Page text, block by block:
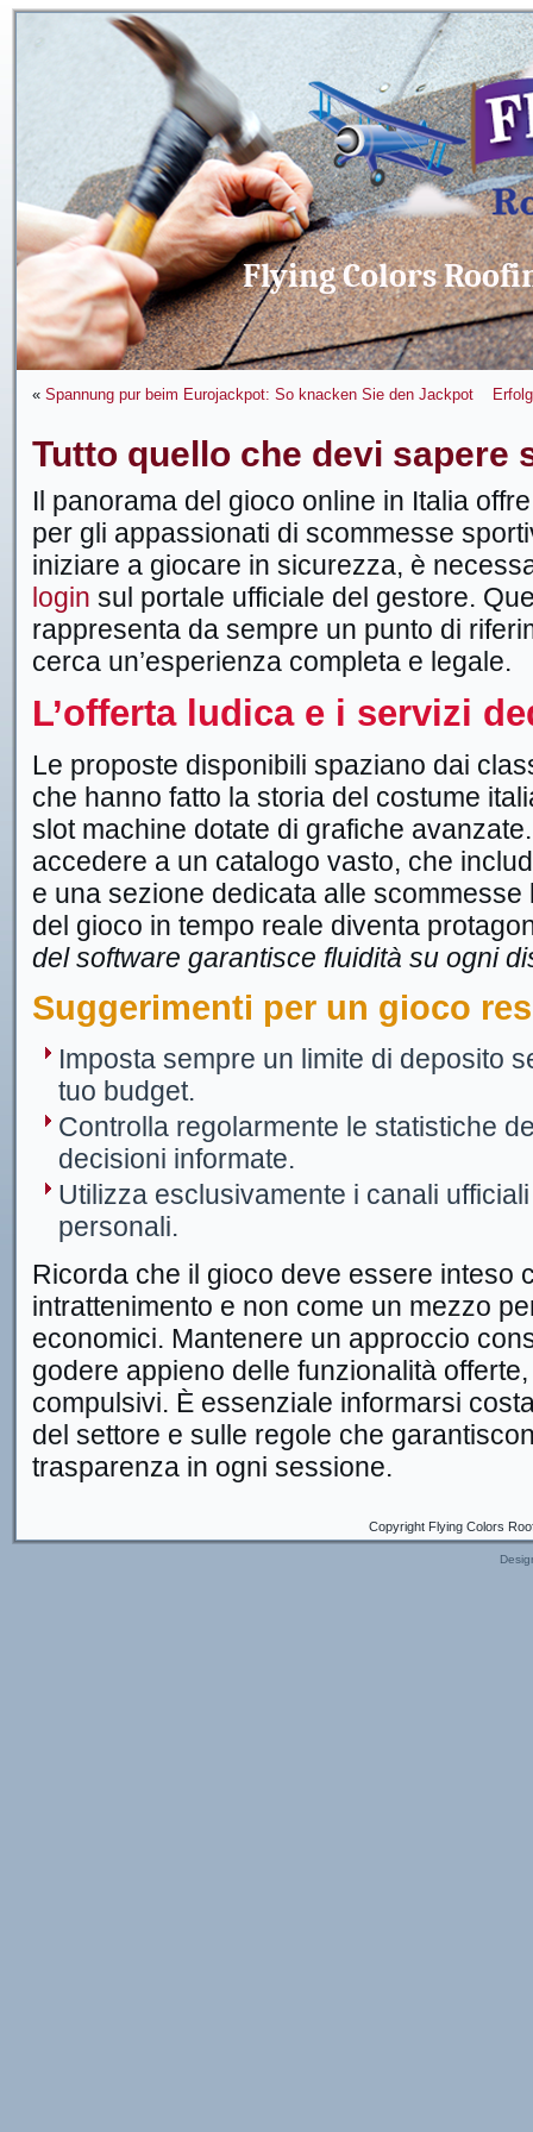
Flying Colors
« Spannung pur beim Eurojackpot: So knacken Sie den Jackpot
Tutto quello che devi sapere
Il panorama del gioco online in Italia
per gli appassionati di scommesse
iniziare a giocare in sicurezza, è
login sul portale ufficiale del gestore.
rappresenta da sempre un punto di
cerca un’esperienza completa e legale.
L’offerta ludica e i servizi
Le proposte disponibili spaziano dai
che hanno fatto la storia del costume
slot machine dotate di grafiche
accedere a un catalogo vasto, che
e una sezione dedicata alle scommesse
del gioco in tempo reale diventa
del software garantisce fluidità su ogni
Suggerimenti per un gioco
Imposta sempre un limite di deposito
tuo budget.
Controlla regolarmente le statistiche
decisioni informate.
Utilizza esclusivamente i canali
personali.
Ricorda che il gioco deve essere inteso
intrattenimento e non come un mezzo
economici. Mantenere un approccio
godere appieno delle funzionalità
compulsivi. È essenziale informarsi
del settore e sulle regole che
trasparenza in ogni sessione.
Copyright Flying Colors